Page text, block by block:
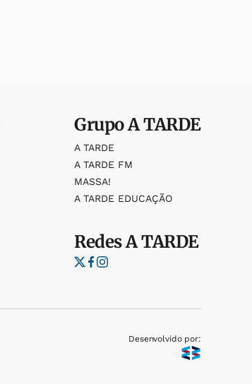
GrupoA TARDE
A TARDE
A TARDE FM
MASSA!
A TARDE EDUCAÇÃO
RedesA TARDE
Desenvolvido por: